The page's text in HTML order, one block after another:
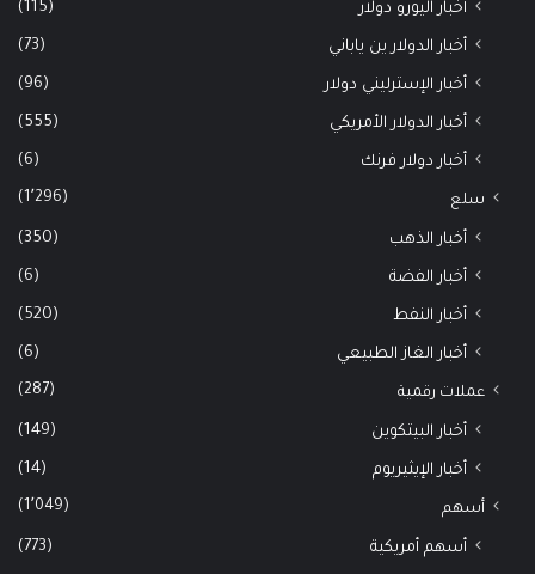
أخبار اليورو دولار (115)
أخبار الدولار ين ياباني (73)
أخبار الإسترليني دولار (96)
أخبار الدولار الأمريكي (555)
أخبار دولار فرنك (6)
سلع (1٬296)
أخبار الذهب (350)
أخبار الفضة (6)
أخبار النفط (520)
أخبار الغاز الطبيعي (6)
عملات رقمية (287)
أخبار البيتكوين (149)
أخبار الإيثيريوم (14)
أسهم (1٬049)
أسهم أمريكية (773)